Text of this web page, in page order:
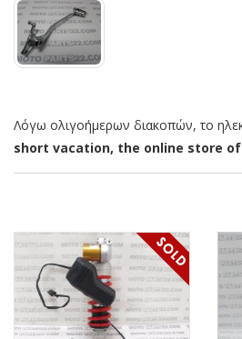
Λόγω ολιγοήμερων διακοπών, το
short vacation, the online store of